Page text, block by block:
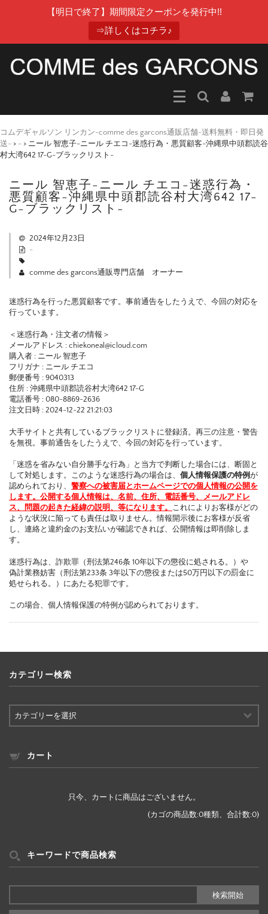
【明日で終了】期間限定クーポンを発行中!!
⇒詳しくはコチラ♪
コムデギャルソン リンカン-comme des garcons通販店舗-送料無料・即日発
送- > - > ニール 智恵子-ニール チエコ-迷惑行為・悪質顧客-沖縄県中頭郡読谷
村大湾642 17-G-ブラックリスト-
ニール 智恵子-ニール チエコ-迷惑行為・
悪質顧客-沖縄県中頭郡読谷村大湾642 17-
G-ブラックリスト-
2024年12月23日
-
comme des garcons通販専門店舗 オーナー
迷惑行為を行った悪質顧客です。事前通告をしたうえで、今回の対応を
行っています。
＜迷惑行為・注文者の情報＞
メールアドレス : chiekoneal@icloud.com
購入者 : ニール 智恵子
フリガナ : ニール チエコ
郵便番号 : 9040313
住所 : 沖縄県中頭郡読谷村大湾642 17-G
電話番号 : 080-8869-2636
注文日時 : 2024-12-22 21:21:03
大手サイトと共有しているブラックリストに登録済。再三の注意・警告
を無視。事前通告をしたうえで、今回の対応を行っています。
「迷惑を省みない自分勝手な行為」と当方で判断した場合には、断固と
して対処します。このような迷惑行為の場合は、 個人情報保護の特例が
認められており、 警察への被害届とホームページでの個人情報の公開を
します。公開する個人情報は、名前、住所、電話番号、メールアドレ
ス、問題の起きた経緯の説明、等になります。 これによりお客様がどの
ような状況に陥っても責任は取りません。情報開示後にお客様が反省
し、連絡と違約金のお支払いが確認できれば、公開情報は即削除しま
す。
迷惑行為は、詐欺罪（刑法第246条 10年以下の懲役に処される。）や
偽計業務妨害（刑法第233条 3年以下の懲役または50万円以下の罰金に
処せられる。）にあたる犯罪です。
この場合、個人情報保護の特例が認められております。
カテゴリー検索
テ
ー
検
カート
只今、カートに商品はございません。
(カゴの商品数:0種類、合計数:0)
キーワードで商品検索